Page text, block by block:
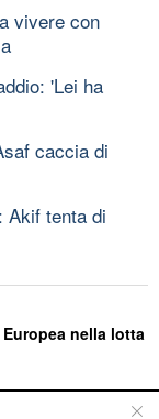
vivere con
'Lei ha
caccia di
Akif tenta di
nella lotta